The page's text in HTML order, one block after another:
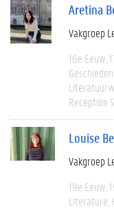
Aretina
Vakgroep
16e Eeuw
Reception
Louise
Vakgroep
19e Eeuw
Literature